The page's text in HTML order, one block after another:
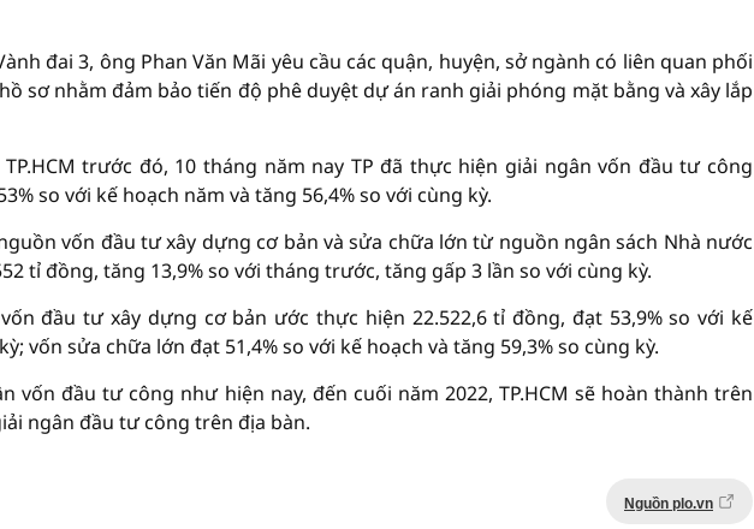
đai 3, ông Phan Văn Mãi yêu cầu các quận, huyện, sở ngành có liên quan phối
sơ nhằm đảm bảo tiến độ phê duyệt dự án ranh giải phóng mặt bằng và xây lắp
trước đó, 10 tháng năm nay TP đã thực hiện giải ngân vốn đầu tư công
so với kế hoạch năm và tăng 56,4% so với cùng kỳ.
vốn đầu tư xây dựng cơ bản và sửa chữa lớn từ nguồn ngân sách Nhà nước
tỉ đồng, tăng 13,9% so với tháng trước, tăng gấp 3 lần so với cùng kỳ.
đầu tư xây dựng cơ bản ước thực hiện 22.522,6 tỉ đồng, đạt 53,9% so với kế
vốn sửa chữa lớn đạt 51,4% so với kế hoạch và tăng 59,3% so cùng kỳ.
vốn đầu tư công như hiện nay, đến cuối năm 2022, TP.HCM sẽ hoàn thành trên
ngân đầu tư công trên địa bàn.
Nguồn plo.vn